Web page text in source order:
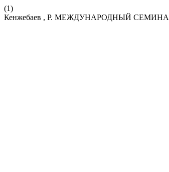
(1)
Кенжебаев , Р. МЕЖДУНАРОДНЫЙ